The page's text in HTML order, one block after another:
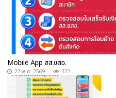
Mobile App สส.ชสอ.
22 พ.ค. 2569 322